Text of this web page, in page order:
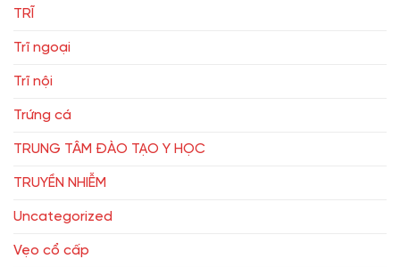
TRĨ
Trĩ ngoại
Trĩ nội
Trứng cá
TRUNG TÂM ĐÀO TẠO Y HỌC
TRUYỀN NHIỄM
Uncategorized
Vẹo cổ cấp